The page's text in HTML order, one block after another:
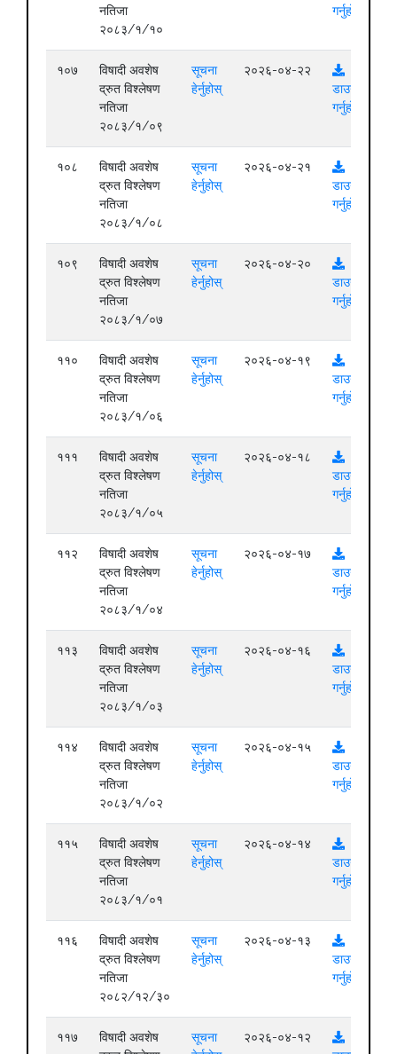
नतिजा
२०८३/१/१०
गर्नुहोस्
१०७
विषादी अवशेष
द्रुत विश्लेषण
नतिजा
२०८३/१/०९
सूचना
हेर्नुहोस्
२०२६-०४-२२
डाउनलोड
गर्नुहोस्
१०८
विषादी अवशेष
द्रुत विश्लेषण
नतिजा
२०८३/१/०८
सूचना
हेर्नुहोस्
२०२६-०४-२१
डाउनलोड
गर्नुहोस्
१०९
विषादी अवशेष
द्रुत विश्लेषण
नतिजा
२०८३/१/०७
सूचना
हेर्नुहोस्
२०२६-०४-२०
डाउनलोड
गर्नुहोस्
११०
विषादी अवशेष
द्रुत विश्लेषण
नतिजा
२०८३/१/०६
सूचना
हेर्नुहोस्
२०२६-०४-१९
डाउनलोड
गर्नुहोस्
१११
विषादी अवशेष
द्रुत विश्लेषण
नतिजा
२०८३/१/०५
सूचना
हेर्नुहोस्
२०२६-०४-१८
डाउनलोड
गर्नुहोस्
११२
विषादी अवशेष
द्रुत विश्लेषण
नतिजा
२०८३/१/०४
सूचना
हेर्नुहोस्
२०२६-०४-१७
डाउनलोड
गर्नुहोस्
११३
विषादी अवशेष
द्रुत विश्लेषण
नतिजा
२०८३/१/०३
सूचना
हेर्नुहोस्
२०२६-०४-१६
डाउनलोड
गर्नुहोस्
११४
विषादी अवशेष
द्रुत विश्लेषण
नतिजा
२०८३/१/०२
सूचना
हेर्नुहोस्
२०२६-०४-१५
डाउनलोड
गर्नुहोस्
११५
विषादी अवशेष
द्रुत विश्लेषण
नतिजा
२०८३/१/०१
सूचना
हेर्नुहोस्
२०२६-०४-१४
डाउनलोड
गर्नुहोस्
११६
विषादी अवशेष
द्रुत विश्लेषण
नतिजा
२०८२/१२/३०
सूचना
हेर्नुहोस्
२०२६-०४-१३
डाउनलोड
गर्नुहोस्
११७
विषादी अवशेष
सूचना
२०२६-०४-१२